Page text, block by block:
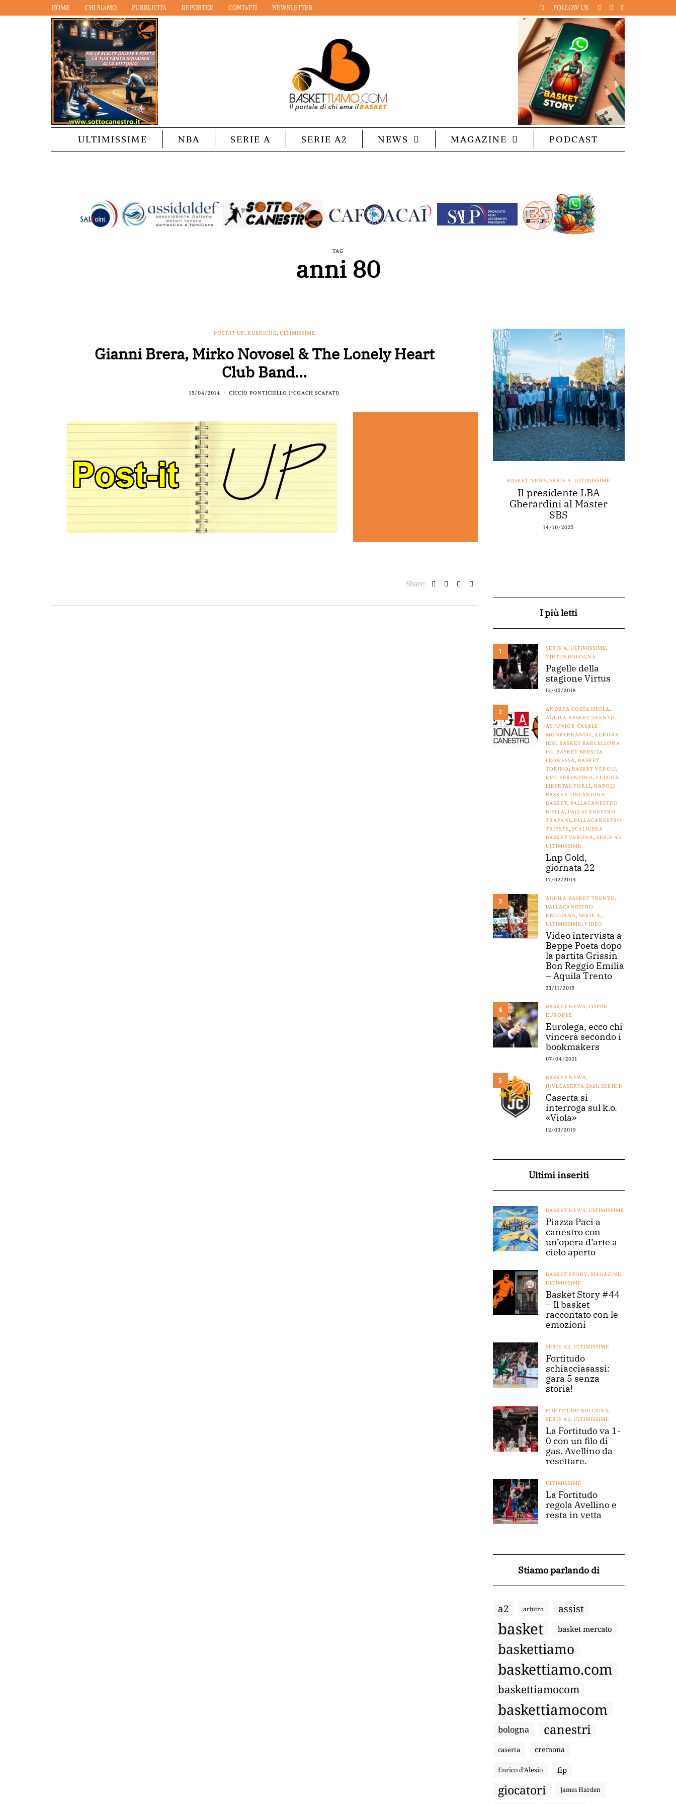
HOME CHI SIAMO PUBBLICITÀ REPORTER CONTATTI NEWSLETTER FOLLOW US
ULTIMISSIME NBA SERIE A SERIE A2 NEWS MAGAZINE PODCAST
TAG
anni 80
POST.IT UP, RUBRICHE, ULTIMISSIME
Gianni Brera, Mirko Novosel & The Lonely Heart
Club Band…
15/04/2014 CICCIO PONTICIELLO (*COACH SCAFATI)
Share:
BASKET TORINO,BENEDETTO XIV CENTO
BERGAMO BASKET 2014,FORLÌ
PALLACANESTRO 2.015,FORTITUDO BOLOGNA ,
NEW BASKET BRINDISI , PISTOIA BASKET
ROSETO,SCAFATI BASKET 1969,
SCALIGERA
BASKET VERONA
SCANDONE AVELLINO, SERIE
A2,URANIA MILANO,VUELLE PESARO
BASKET NEWS
Alla Roig Arena di
Valencia arriva «The
BASKET NEWS,SERIE A,ULTIMISSIME
Il presidente LBA
Gherardini al Master
SBS
14/10/2025
I più letti
1 SERIE A, ULTIMISSIME,
VIRTUS BOLOGNA
Pagelle della
stagione Virtus
13/05/2018
2 ANDREA COSTA IMOLA,
AQUILA BASKET TRENTO,
AS JUNIOR CASALE
MONFERRANTO, AURORA
JESI, BASKET BARCELLONA
PG, BASKET BRESCIA
LEONESSA, BASKET
TORINO, BASKET VEROLI,
FMC FERENTINO, FULGOR
LIBERTAS FORLÌ, NAPOLI
BASKET, ORLANDINA
BASKET, PALLACANESTRO
BIELLA, PALLACANESTRO
TRAPANI, PALLACANESTRO
TRIESTE, SCALIGERA
BASKET VERONA, SERIE A2,
ULTIMISSIME
Lnp Gold,
giornata 22
17/02/2014
3 AQUILA BASKET TRENTO,
PALLACANESTRO
REGGIANA, SERIE A,
ULTIMISSIME, VIDEO
Video intervista a
Beppe Poeta dopo
la partita Grissin
Bon Reggio Emilia
– Aquila Trento
23/11/2015
4 BASKET NEWS, COPPE
EUROPEE
Eurolega, ecco chi
vincerà secondo i
bookmakers
07/04/2021
5 BASKET NEWS,
JUVECASERTA 2021, SERIE B
Caserta si
interroga sul k.o.
«Viola»
12/03/2019
Ultimi inseriti
BASKET NEWS, ULTIMISSIME
Piazza Paci a
canestro con
un’opera d’arte a
cielo aperto
BASKET STORY, MAGAZINE,
ULTIMISSIME
Basket Story #44
– Il basket
raccontato con le
emozioni
SERIE A2, ULTIMISSIME
Fortitudo
schiacciasassi:
gara 5 senza
storia!
FORTITUDO BOLOGNA,
SERIE A2, ULTIMISSIME
La Fortitudo va 1-
0 con un filo di
gas. Avellino da
resettare.
ULTIMISSIME
La Fortitudo
regola Avellino e
resta in vetta
Stiamo parlando di
a2 arbitro assist
basket basket mercato
baskettiamo
baskettiamo.com
baskettiamocom
baskettiamocom
bologna canestri
caserta cremona
Enrico d’Alesio fip
giocatori James Harden